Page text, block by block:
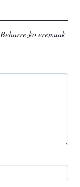
Beharrezko eremuak